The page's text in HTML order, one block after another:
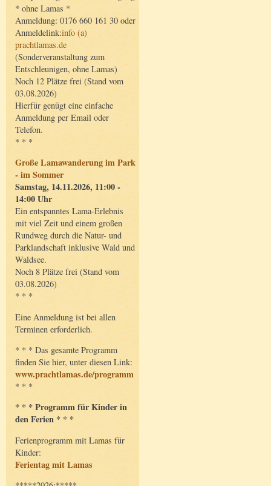
* ohne Lamas *
Anmeldung: 0176 660 161 30 oder
Anmeldelink:info (a)
prachtlamas.de
(Sonderveranstaltung zum
Entschleunigen, ohne Lamas)
Noch 12 Plätze frei (Stand vom
03.08.2026)
Hierfür genügt eine einfache
Anmeldung per Email oder
Telefon.
* * *
Große Lamawanderung im Park
- im Sommer
Samstag, 14.11.2026, 11:00 -
14:00 Uhr
Ein entspanntes Lama-Erlebnis
mit viel Zeit und einem großen
Rundweg durch die Natur- und
Parklandschaft inklusive Wald und
Waldsee.
Noch 8 Plätze frei (Stand vom
03.08.2026)
* * *
Eine Anmeldung ist bei allen
Terminen erforderlich.
* * * Das gesamte Programm
finden Sie hier, unter diesen Link:
www.prachtlamas.de/programm
* * *
* * * Programm für Kinder in
den Ferien * * *
Ferienprogramm mit Lamas für
Kinder:
Ferientag mit Lamas